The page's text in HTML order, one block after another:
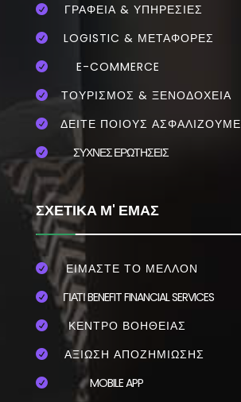
 ΓΡΑΦΕΙΑ & ΥΠΗΡΕΣΙΕΣ
 LOGISTIC & ΜΕΤΑΦΟΡΕΣ
 E-COMMERCE
 ΤΟΥΡΙΣΜΟΣ & ΞΕΝΟΔΟΧΕΙΑ
 ΔΕΙΤΕ ΠΟΙΟΥΣ ΑΣΦΑΛΙΖΟΥΜΕ
 ΣΥΧΝΕΣ ΕΡΩΤΗΣΕΙΣ
ΣΧΕΤΙΚΑ Μ' ΕΜΑΣ
 ΕΙΜΑΣΤΕ ΤΟ ΜΕΛΛΟΝ
 ΓΙΑΤΙ BENEFIT FINANCIAL SERVICES
 ΚΕΝΤΡΟ ΒΟΗΘΕΙΑΣ
 ΑΞΙΩΣΗ ΑΠΟΖΗΜΙΩΣΗΣ
 MOBILE APP